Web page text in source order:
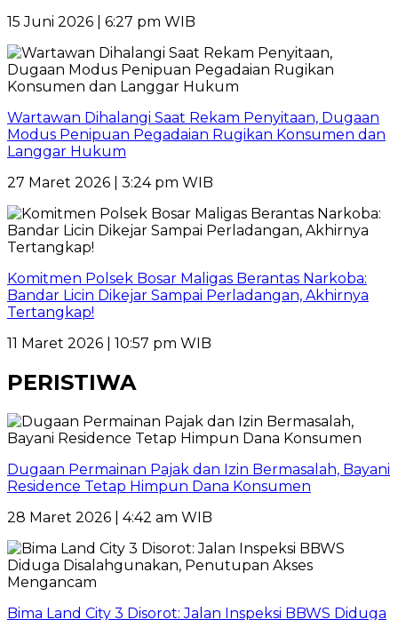
15 Juni 2026 | 6:27 pm WIB
Wartawan Dihalangi Saat Rekam Penyitaan, Dugaan
Modus Penipuan Pegadaian Rugikan Konsumen dan
Langgar Hukum
27 Maret 2026 | 3:24 pm WIB
Komitmen Polsek Bosar Maligas Berantas Narkoba:
Bandar Licin Dikejar Sampai Perladangan, Akhirnya
Tertangkap!
11 Maret 2026 | 10:57 pm WIB
PERISTIWA
Dugaan Permainan Pajak dan Izin Bermasalah, Bayani
Residence Tetap Himpun Dana Konsumen
28 Maret 2026 | 4:42 am WIB
Bima Land City 3 Disorot: Jalan Inspeksi BBWS Diduga